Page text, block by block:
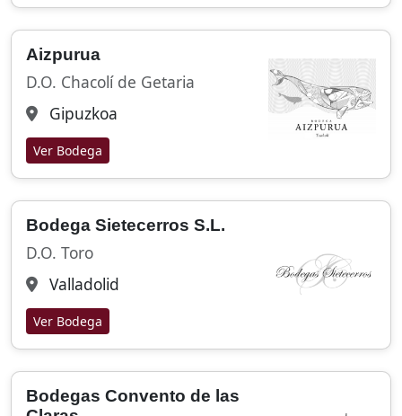
Aizpurua
D.O. Chacolí de Getaria
Gipuzkoa
Ver Bodega
Bodega Sietecerros S.L.
D.O. Toro
Valladolid
Ver Bodega
Bodegas Convento de las